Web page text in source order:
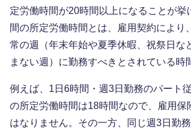
定労働時間が20時間以上になることが挙
間の所定労働時間とは、雇用契約により
常の週（年末年始や夏季休暇、祝祭日な
まない週）に勤務すべきとされている時
例えば、1日6時間・週3日勤務のパート
の所定労働時間は18時間なので、雇用保
はなりません。その一方、同じ週3日勤